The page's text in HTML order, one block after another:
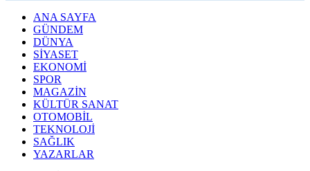
ANA SAYFA
GÜNDEM
DÜNYA
SİYASET
EKONOMİ
SPOR
MAGAZİN
KÜLTÜR SANAT
OTOMOBİL
TEKNOLOJİ
SAĞLIK
YAZARLAR